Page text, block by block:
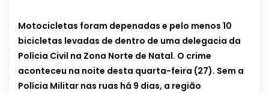
Motocicletas foram depenadas e pelo menos 10
bicicletas levadas de dentro de uma delegacia da
Polícia Civil na Zona Norte de Natal. O crime
aconteceu na noite desta quarta-feira (27). Sem a
Polícia Militar nas ruas há 9 dias, a região